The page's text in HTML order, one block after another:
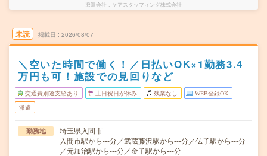
派遣会社 ケアスタッフィング株式会社
未読 掲載日 2026/08/07
＼空いた時間で働く！／日払いOK×1勤務3.4
万円も可！施設での見回りなど
交通費別途支給あり 土日祝日が休み 残業なし WEB登録OK
派遣
勤務地
埼玉県入間市
入間市駅から---分／武蔵藤沢駅から---分／仏子駅から---分
／元加治駅から---分／金子駅から---分